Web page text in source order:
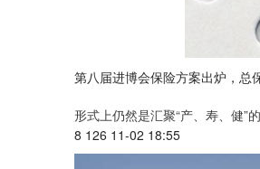
第八届进博会保险方案出炉，总
形式上仍然是汇聚“产、寿、健”
8 126 11-02 18:55